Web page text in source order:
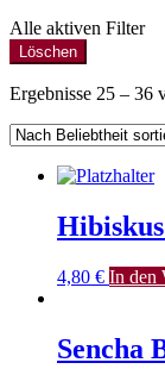
Alle aktiven Filter
Löschen
Ergebnisse 25 – 36
4,80 € In den
Sencha